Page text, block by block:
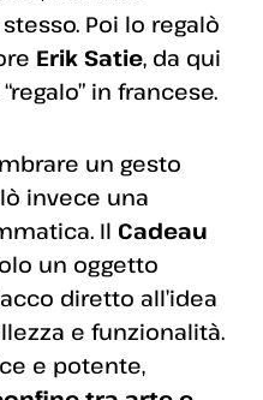
Poi lo regalò
Erik Satie, da qui
in francese.
un gesto
invece una
Il Cadeau
un oggetto
diretto all’idea
e funzionalità.
e potente,